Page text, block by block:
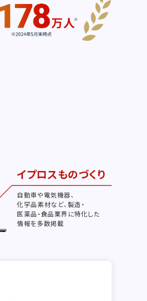
イプロスものづくり
自動車や電気機器、
化学品素材など、製造・
医薬品・食品業界に特化した
情報を多数掲載